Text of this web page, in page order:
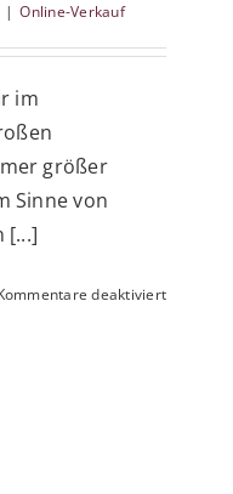
| Online-Verkauf
im
größer
Sinne von
[...]
deaktiviertfür